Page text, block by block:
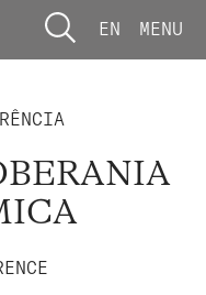
EN MENU